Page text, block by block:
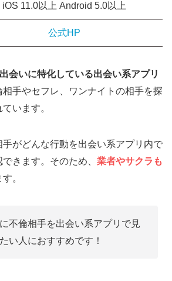
iOS 11.0以上 Android 5.0以上
公式HP
会いに特化している出会い系アプリ
手やセフレ、ワンナイトの相手を探
います。
手がどんな行動を出会い系アプリ内で
きます。そのため、 業者やサクラも
。
不倫相手を出会い系アプリで見
い人におすすめです！